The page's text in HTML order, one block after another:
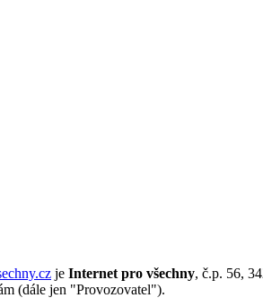
je Internet pro všechny, č.p. 56,
(dále jen "Provozovatel").